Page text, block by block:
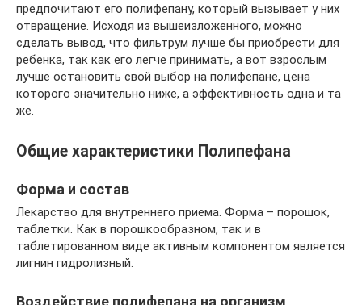
предпочитают его полифепану, который вызывает у них
отвращение. Исходя из вышеизложенного, можно
сделать вывод, что фильтрум лучше бы приобрести для
ребенка, так как его легче принимать, а вот взрослым
лучше остановить свой выбор на полифепане, цена
которого значительно ниже, а эффективность одна и та
же.
Общие характеристики Полипефана
Форма и состав
Лекарство для внутреннего приема. Форма – порошок,
таблетки. Как в порошкообразном, так и в
таблетированном виде активным компонентом является
лигнин гидролизный.
Воздействие полифепана на организм